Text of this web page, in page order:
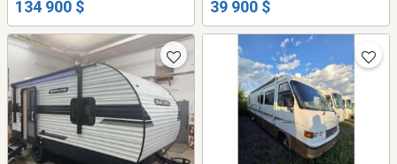
134 900 $ 39 900 $